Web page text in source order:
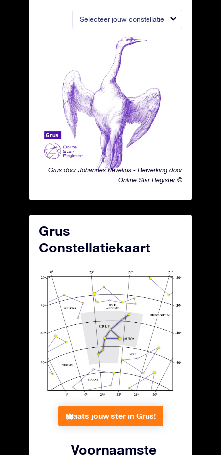
Selecteer jouw constellatie
Grus door Johannes Hevelius - Bewerking door
Online Star Register ©
Grus
Constellatiekaart
Plaats jouw ster in Grus!
Voornaamste